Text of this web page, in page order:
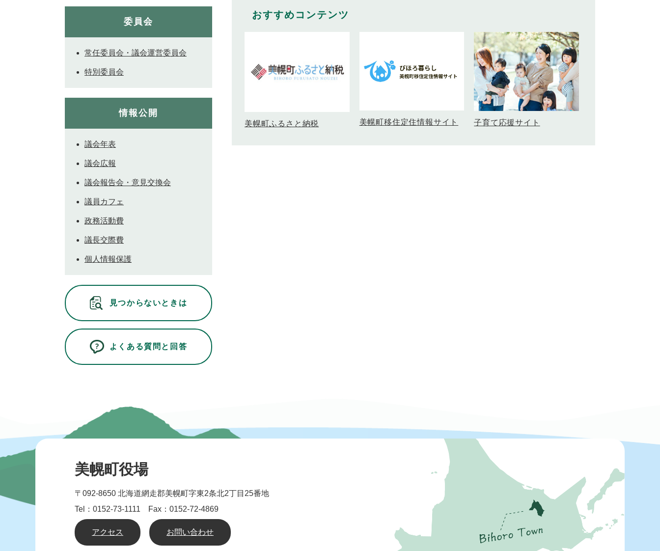
おすすめコンテンツ
美幌町ふるさと納税 美幌町移住定住情報サイト 子育て応援サイト
委員会
常任委員会・議会運営委員会
特別委員会
情報公開
議会年表
議会広報
議会報告会・意見交換会
議員カフェ
政務活動費
議長交際費
個人情報保護
見つからないときは
よくある質問と回答
美幌町役場
〒092-8650 北海道網走郡美幌町字東2条北2丁目25番地
Tel：0152-73-1111 Fax：0152-72-4869
アクセス お問い合わせ